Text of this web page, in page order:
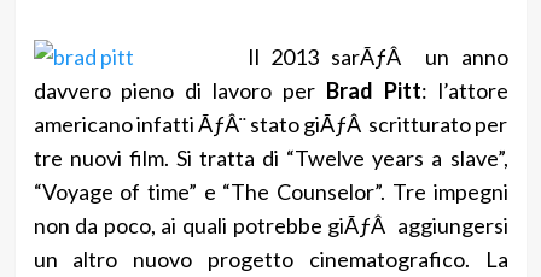
Il 2013 sarÃƒÂ un anno
davvero pieno di lavoro perBrad Pitt: l’attore
americano infatti ÃƒÂ¨ stato giÃƒÂ scritturato per
tre nuovi film. Si tratta di “Twelve years a slave”,
“Voyage of time” e “The Counselor”. Tre impegni
non da poco, ai quali potrebbe giÃƒÂ aggiungersi
un altro nuovo progetto cinematografico. La